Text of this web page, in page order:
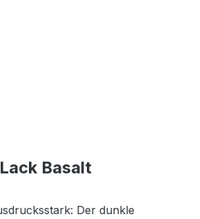
Lack Basalt
Der dunkle